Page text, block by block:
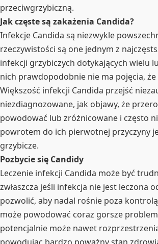
przeciwgrzybiczną.
Jak częste są zakażenia Candida?
Infekcje Candida są niezwykle
rzeczywistości są one jednym z
infekcji grzybiczych dotykających wielu
nich prawdopodobnie nie ma pojęcia,
Większość infekcji Candida przejść
niezdiagnozowane, jak objawy, że
powodować lub zróżnicowane i często
powrotem do ich pierwotnej przyczyny
grzybicze.
Pozbycie się Candidy
Leczenie infekcji Candida może być
zwłaszcza jeśli infekcja nie jest leczona
pozwolić, aby nadal rośnie poza
może powodować coraz gorsze
potencjalnie może nawet